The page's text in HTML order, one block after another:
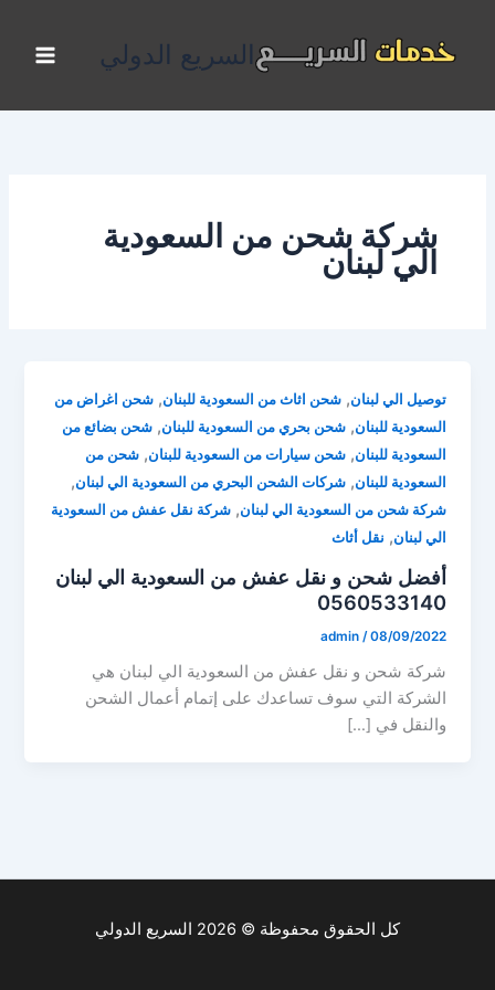
المحتوى
السريع الدولي
شركة شحن من السعودية
الي لبنان
توصيل الي لبنان,شحن اثاث من السعودية للبنان,شحن اغراض من
السعودية للبنان,شحن بحري من السعودية للبنان,شحن بضائع من
السعودية للبنان,شحن سيارات من السعودية للبنان,شحن من
السعودية للبنان,شركات الشحن البحري من السعودية الي لبنان,
شركة شحن من السعودية الي لبنان,شركة نقل عفش من السعودية
الي لبنان, نقل أثاث
أفضل شحن و نقل عفش من السعودية الي لبنان
0560533140
admin /08/09/2022
شركة شحن و نقل عفش من السعودية الي لبنان هي
الشركة التي سوف تساعدك على إتمام أعمال الشحن
والنقل في […]
كل الحقوق محفوظة © 2026 السريع الدولي